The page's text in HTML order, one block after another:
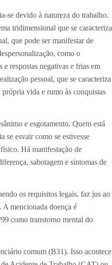
se devido à natureza do trabalho.
tridimensional que se caracteriza
que pode ser manifestar de
como o
respostas negativas e frias em
pessoal, que se caracteriza
vida e rumo às conquistas
e esgotamento. Quem está
se esvair como se estivesse
Há manifestação de
sabotagem e sintomas de
os requisitos legais, faz jus ao
mencionada doença é
como transtorno mental do
comum (B31). Isso acontece